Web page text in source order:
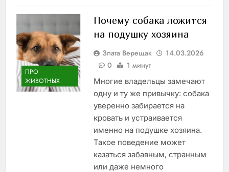
ПРО
ЖИВОТНЫХ
Почему собака ложится
на подушку хозяина
Злата Верещак
14.03.2026
0
1 минут
Многие владельцы замечают
одну и ту же привычку: собака
уверенно забирается на
кровать и устраивается
именно на подушке хозяина.
Такое поведение может
казаться забавным, странным
или даже немного